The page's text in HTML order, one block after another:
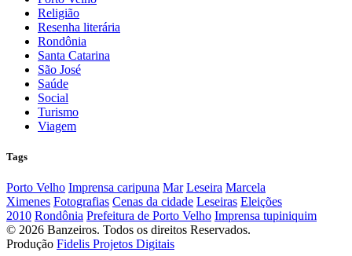
Religião
Resenha literária
Rondônia
Santa Catarina
São José
Saúde
Social
Turismo
Viagem
Tags
Porto Velho Imprensa caripuna Mar Leseira Marcela
Ximenes Fotografias Cenas da cidade Leseiras Eleições
2010 Rondônia Prefeitura de Porto Velho Imprensa tupiniquim
© 2026 Banzeiros. Todos os direitos Reservados.
Produção Fidelis Projetos Digitais